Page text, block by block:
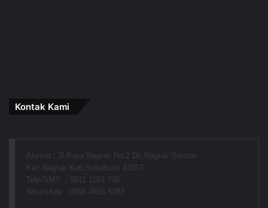
Kontak Kami
Alamat : Jl.Raya Nagrak No.2 Ds.Nagrak Selatan
Kec.Nagrak Kab.Sukabumi 43357
Telp/SMS  : 0811 1103 706
WhatsApp : 0858 4655 5383